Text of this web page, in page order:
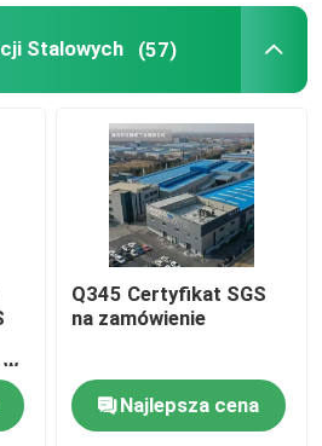
Stalowych (57)
Q345 Certyfikat SGS
na zamówienie
Najlepsza cena